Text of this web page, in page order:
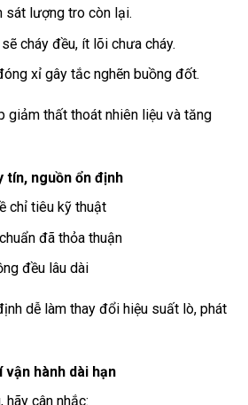
sát lượng tro còn lại.
cháy đều, ít lõi chưa cháy.
xỉ gây tắc nghẽn buồng đốt.
giảm thất thoát nhiên liệu và tăng
tín, nguồn ổn định
chỉ tiêu kỹ thuật
đã thỏa thuận
đều lâu dài
dễ làm thay đổi hiệu suất lò, phát
hành dài hạn
hãy cân nhắc: